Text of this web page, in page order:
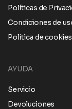
Políticas de
Condiciones de
Política de cookies
AYUDA
Servicio
Devoluciones